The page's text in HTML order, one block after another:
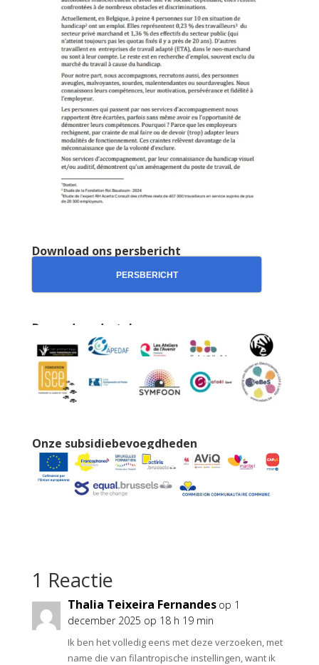
Download ons persbericht
PERSBERICHT
De medeondertekenaars
Onze subsidiebevoegdheden
1 Reactie
Thalia Teixeira Fernandes op 1
december 2025 op 18 h 19 min
Ik ben het volledig eens met deze verzoeken, met
name die van filantropische instellingen, want ik